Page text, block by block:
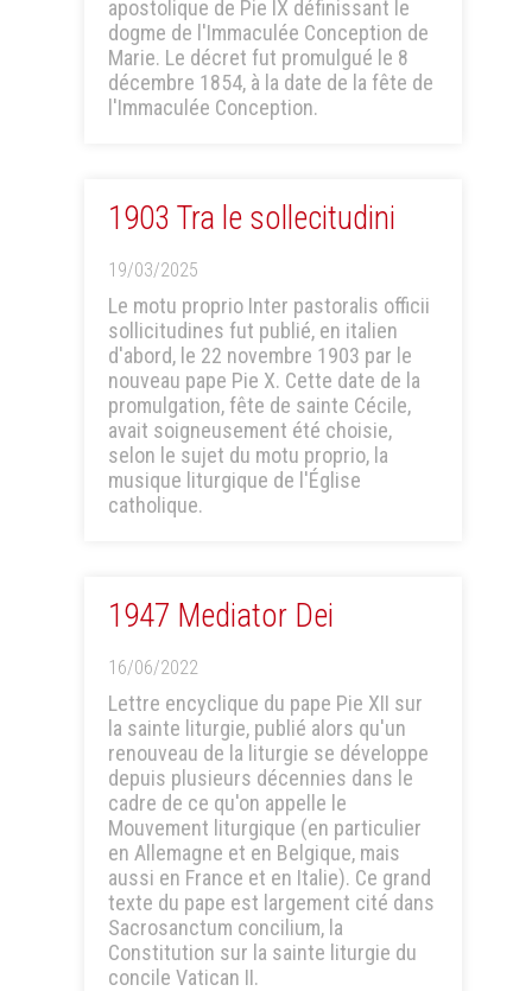
apostolique de Pie IX définissant le
dogme de l'Immaculée Conception de
Marie. Le décret fut promulgué le 8
décembre 1854, à la date de la fête de
l'Immaculée Conception.
1903 Tra le sollecitudini
19/03/2025
Le motu proprio Inter pastoralis officii
sollicitudines fut publié, en italien
d'abord, le 22 novembre 1903 par le
nouveau pape Pie X. Cette date de la
promulgation, fête de sainte Cécile,
avait soigneusement été choisie,
selon le sujet du motu proprio, la
musique liturgique de l'Église
catholique.
1947 Mediator Dei
16/06/2022
Lettre encyclique du pape Pie XII sur
la sainte liturgie, publié alors qu'un
renouveau de la liturgie se développe
depuis plusieurs décennies dans le
cadre de ce qu'on appelle le
Mouvement liturgique (en particulier
en Allemagne et en Belgique, mais
aussi en France et en Italie). Ce grand
texte du pape est largement cité dans
Sacrosanctum concilium, la
Constitution sur la sainte liturgie du
concile Vatican II.